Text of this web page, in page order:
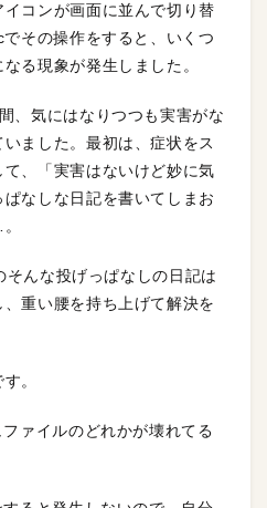
コンが画面に並んで切り替
その操作をすると、いくつ
る現象が発生しました。
、気にはなりつつも実害がな
ました。最初は、症状をス
、「実害はないけど妙に気
なしな日記を書いてしまお
んな投げっぱなしの日記は
重い腰を持ち上げて解決を
。
ァイルのどれかが壊れてる